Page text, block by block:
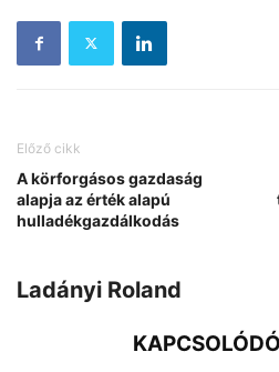
Előző cikk
A körforgásos gazdaság
alapja az érték alapú
hulladékgazdálkodás
Ladányi Roland